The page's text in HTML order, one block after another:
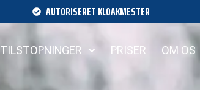
AUTORISERET KLOAKMESTER
TILSTOPNINGER PRISER OM OS